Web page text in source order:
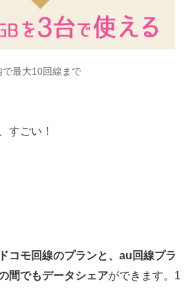
最大10回線まで
すごい！
ドコモ回線のプランと、au回線プラ
間でもデータシェアができます。1